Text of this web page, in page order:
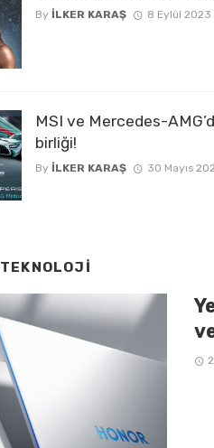
By İLKER KARAŞ 8 Eylül 2023
MSI ve Mercedes-
birliği!
By İLKER KARAŞ 30 Mayıs
TEKNOLOJI